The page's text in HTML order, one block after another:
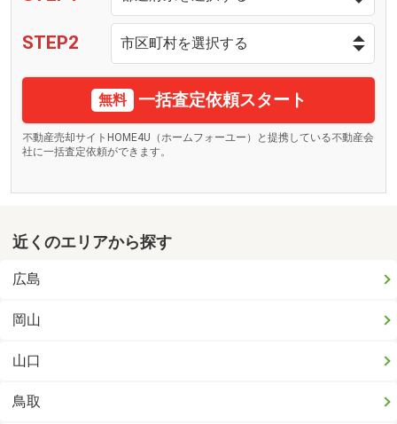
STEP2
無料 一括査定依頼スタート
不動産売却サイトHOME4U（ホームフォーユー）と提携している不動産会
社に一括査定依頼ができます。
近くのエリアから探す
広島
岡山
山口
鳥取